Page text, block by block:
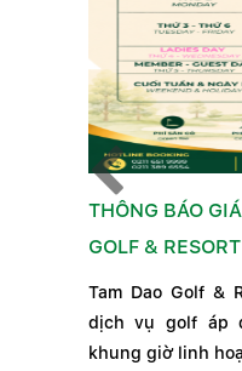
THÔNG BÁO
GOLF &
Tam Dao Golf &
dịch vụ golf áp
khung giờ linh